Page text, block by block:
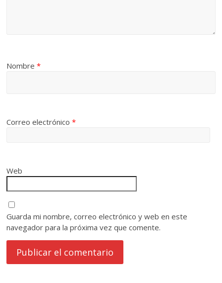
Nombre*
Correo electrónico*
Web
Guarda mi nombre, correo electrónico y web en este
navegador para la próxima vez que comente.